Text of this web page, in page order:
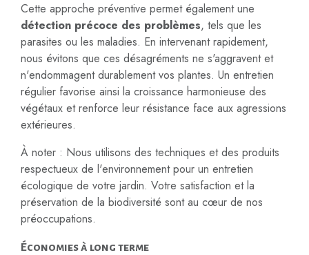
Cette approche préventive permet également une
détection précoce des problèmes, tels que les
parasites ou les maladies. En intervenant rapidement,
nous évitons que ces désagréments ne s'aggravent et
n'endommagent durablement vos plantes. Un entretien
régulier favorise ainsi la croissance harmonieuse des
végétaux et renforce leur résistance face aux agressions
extérieures.
À noter : Nous utilisons des techniques et des produits
respectueux de l'environnement pour un entretien
écologique de votre jardin. Votre satisfaction et la
préservation de la biodiversité sont au cœur de nos
préoccupations.
Économies à long terme